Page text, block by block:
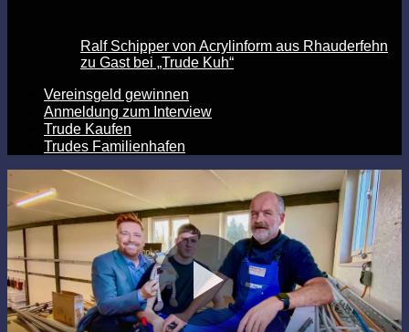
Ralf Schipper von Acrylinform aus Rhauderfehn
zu Gast bei „Trude Kuh“
Vereinsgeld gewinnen
Anmeldung zum Interview
Trude Kaufen
Trudes Familienhafen